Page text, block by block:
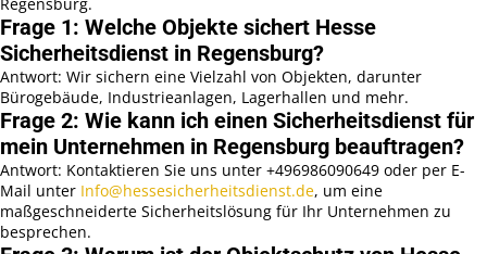
Frage 1: Welche Objekte sichert Hesse
Sicherheitsdienst in Regensburg?
Antwort: Wir sichern eine Vielzahl von Objekten, darunter
Bürogebäude, Industrieanlagen, Lagerhallen und mehr.
Frage 2: Wie kann ich einen Sicherheitsdienst für
mein Unternehmen in Regensburg beauftragen?
Antwort: Kontaktieren Sie uns unter +496986090649 oder per E-
Mail unter Info@hessesicherheitsdienst.de, um eine
maßgeschneiderte Sicherheitslösung für Ihr Unternehmen zu
besprechen.